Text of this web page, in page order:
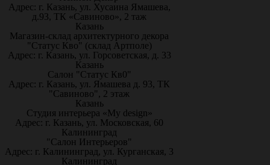
Адрес: г. Казань, ул. Хусаина Ямашева,
д.93, ТК «Савиново», 2 таж
Казань
Магазин-склад архитектурного декора
"Статус Кво" (склад Артполе)
Адрес: г. Казань, ул. Горсоветская, д. 33
Казань
Салон "Статус Кв0"
Адрес: г. Казань, ул. Ямашева д. 93, ТК
"Савиново", 2 этаж
Казань
Студия интерьера «My design»
Адрес: г. Казань, ул. Московская, 60
Калининград
"Салон Интерьеров"
Адрес: г. Калининград, ул. Курганская, 3
Калининград